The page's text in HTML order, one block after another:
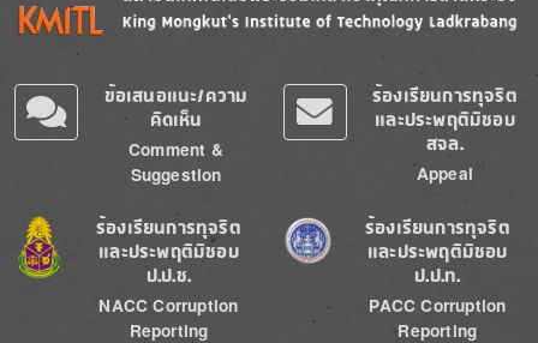
ข้อเสนอแนะ/ความ
คิดเห็น
Comment &
Suggestion
ร้องเรียนการทุจริต
และประพฤติมิชอบ
สจล.
Appeal
Image
ร้องเรียนการทุจริต
และประพฤติมิชอบ
ป.ป.ช.
NACC Corruption
Reporting
Image
ร้องเรียนการทุจริต
และประพฤติมิชอบ
ป.ป.ท.
PACC Corruption
Reporting